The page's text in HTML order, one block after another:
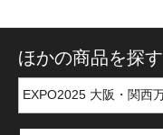
ほかの商品を探す